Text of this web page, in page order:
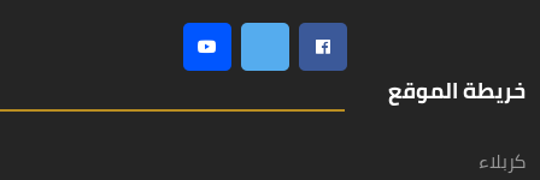
خريطة الموقع
كربلاء